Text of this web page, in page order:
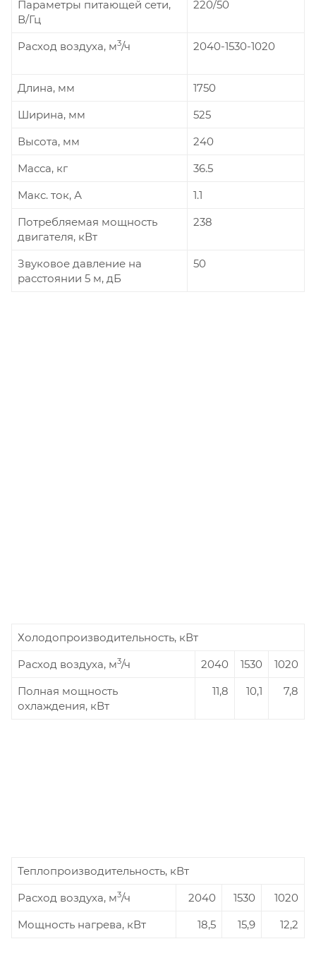
Параметры питающей сети,
В/Гц
220/50
Расход воздуха, м3/ч 2040-1530-1020
Длина, мм
1750
Ширина, мм
525
Высота, мм
240
Масса, кг
36.5
Макс. ток, А
1.1
Потребляемая мощность
двигателя, кВт
238
Звуковое давление на
расстоянии 5 м, дБ
50
Холодопроизводительность, кВт
Расход воздуха, м3/ч 2040 1530
1020
Полная мощность
охлаждения, кВт
11,8 10,1 7,8
Теплопроизводительность, кВт
Расход воздуха, м3/ч 2040 1530
1020
Мощность нагрева, кВт
18,5 15,9 12,2